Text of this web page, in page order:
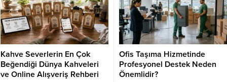
rengi, kılın kalınlığı, uygulama
bölgesi ve hormonal özellikler
seans planını etkileyebilir. İzmir
lazer epilasyon seçenekleri
araştırılırken kısa sürede kesin
sonuç vadeden açıklamalarla
karşılaşılabilir....
olarak görev yapar.
Kahve Severlerin En Çok
Beğendiği Dünya Kahveleri
ve Online Alışveriş Rehberi
Ofis Taşıma Hizmetinde
Profesyonel Destek Neden
Önemlidir?